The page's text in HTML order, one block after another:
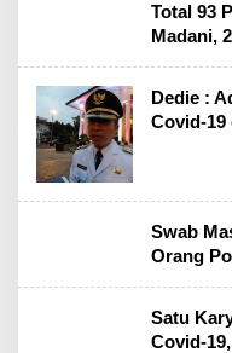
Total 93
Madani,
Dedie :
Covid-19
Swab
Orang
Satu
Covid-